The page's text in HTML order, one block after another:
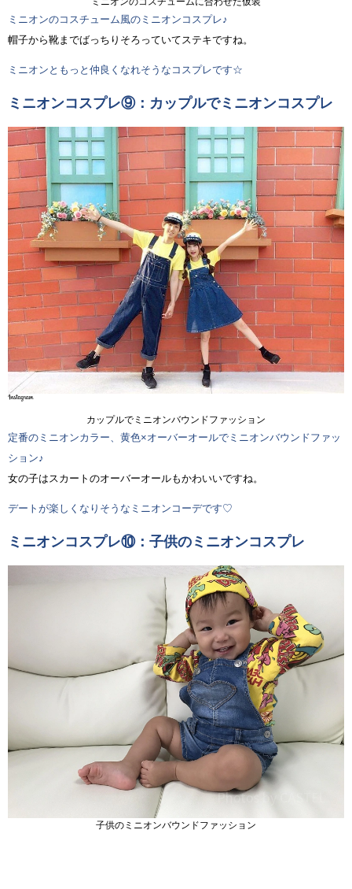
ミニオンのコスチューム風のミニオンコスプレ♪
帽子から靴までばっちりそろっていてステキですね。
ミニオンともっと仲良くなれそうなコスプレです☆
ミニオンコスプレ⑨：カップルでミニオンコスプレ
カップルでミニオンバウンドファッション
定番のミニオンカラー、黄色×オーバーオールでミニオンバウンドファッ
ション♪
女の子はスカートのオーバーオールもかわいいですね。
デートが楽しくなりそうなミニオンコーデです♡
ミニオンコスプレ⑩：子供のミニオンコスプレ
子供のミニオンバウンドファッション